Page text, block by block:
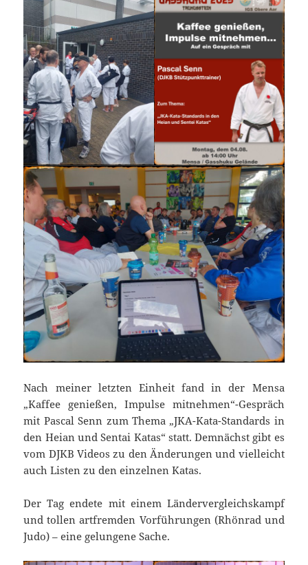
Nach meiner letzten Einheit fand in der Mensa
„Kaffee genießen, Impulse mitnehmen“-Gespräch
mit Pascal Senn zum Thema „JKA-Kata-Standards in
den Heian und Sentai Katas“ statt. Demnächst gibt es
vom DJKB Videos zu den Änderungen und vielleicht
auch Listen zu den einzelnen Katas.
Der Tag endete mit einem Ländervergleichskampf
und tollen artfremden Vorführungen (Rhönrad und
Judo) – eine gelungene Sache.